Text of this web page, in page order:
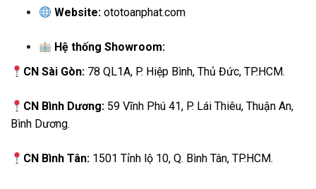
Website: ototoanphat.com
Hệ thống Showroom:
CN Sài Gòn: 78 QL1A, P. Hiệp Bình, Thủ Đức, TP.HCM.
CN Bình Dương: 59 Vĩnh Phú 41, P. Lái Thiêu, Thuận An,
Bình Dương.
CN Bình Tân: 1501 Tỉnh lộ 10, Q. Bình Tân, TP.HCM.